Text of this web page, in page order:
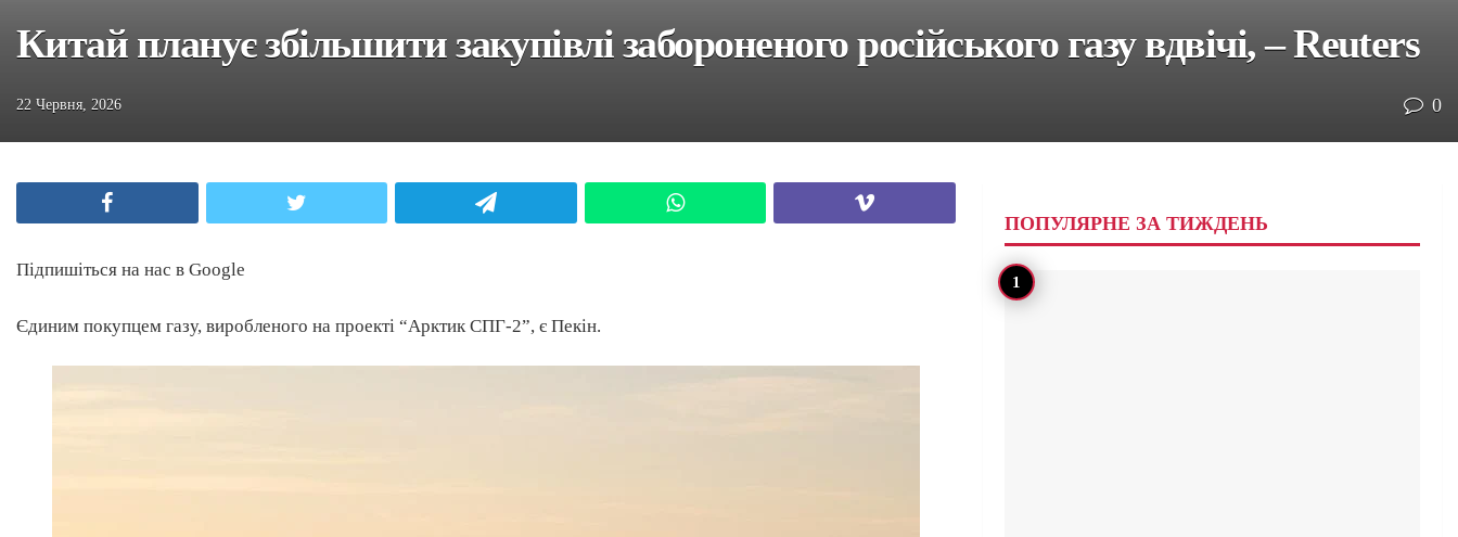
Китай планує збільшити закупівлі забороненого російського газу вдвічі, – Reuters
22 Червня, 2026 0
Підпишіться на нас в Google
Єдиним покупцем газу, виробленого на проекті “Арктик СПГ-2”, є Пекін.
ПОПУЛЯРНЕ ЗА ТИЖДЕНЬ